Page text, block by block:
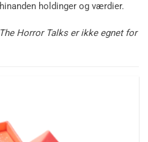
holdinger og værdier.
Horror Talks er ikke egnet for